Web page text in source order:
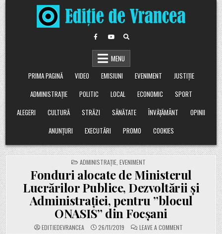
Skip
to
content
MENU
PRIMA PAGINĂ
VIDEO EMISIUNI EVENIMENT
JUSTIȚIE
ADMINISTRAȚIE
POLITIC LOCAL ECONOMIC
SPORT
ALEGERI
CULTURĂ STRĂZI SĂNĂTATE ÎNVĂȚĂMÂNT
OPINII
ANUNȚURI
EXECUTĂRI PROMO COOKIES
POSTED
IN
ADMINISTRAȚIE EVENIMENT
Fonduri alocate de Ministerul
Lucrărilor Publice, Dezvoltării și
Administrației, pentru ”blocul
ONASIS” din Focșani
EDITIEDEVRANCEA 26/11/2019 LEAVE A COMMENT